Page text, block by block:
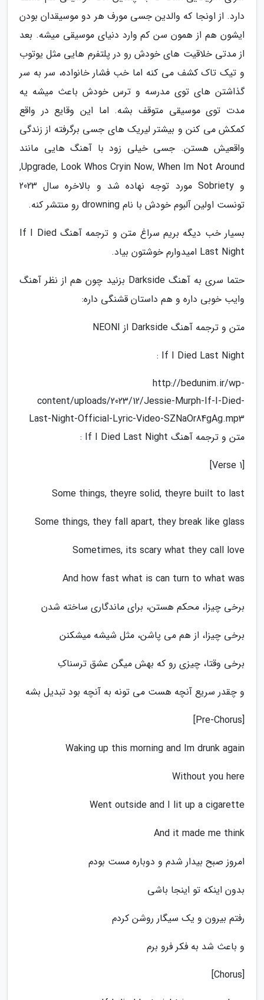
دارد. از اونجا که والدین جسی مورف هر دو موسیقدان بودن
ایشون هم از همون سن کم وارد دنیای موسیقی میشه. بعد
از مدتی خلاقیت های خودش رو در پلتفرم هایی مثل یوتوب
و تیک تاک کشف می کنه اما خب فشار خانواده، سر به سر
گذاشتن های توی مدرسه و ترس خودش باعث میشه یه
مدت توی موسیقی متوقف بشه. اما این وقایع در واقع
کمکش می کنن و بیشتر لیریک های جسی برگرفته از زندگی
واقعیش هستن. جسی خیلی زود با آهنگ هایی مانند
Upgrade, Look Whos Cryin Now, When Im Not Around,
و Sobriety مورد توجه نهاده شد و بالاخره سال 2023
تونست اولین آلبوم خودش با نام drowning رو منتشر کنه.
بسیار خب دیگه بریم سراغ متن و ترجمه آهنگ If I Died
Last Night امیدوارم خوشتون بیاد.
حتما سری به آهنگ Darkside بزنید چون هم از نظر آهنگ
وایب خوبی داره و هم داستان قشنگی داره:
متن و ترجمه آهنگ Darkside از NEONI
If I Died Last Night :
http://bedunim.ir/wp-
content/uploads/2023/12/Jessie-Murph-If-I-Died-
Last-Night-Official-Lyric-Video-SZNaOr84gAg.mp3
متن و ترجمه آهنگ If I Died Last Night :
[Verse 1]
Some things, theyre solid, theyre built to last
Some things, they fall apart, they break like glass
Sometimes, its scary what they call love
And how fast what is can turn to what was
برخی چیزا، محکم هستن، برای ماندگاری ساخته شدن
برخی چیزا، از هم می پاشن، مثل شیشه میشکنن
برخی وقتا، چیزی رو که بهش میگن عشق ترسناکِ
و چقدر سریع آنچه هست می تونه به آنچه بود تبدیل بشه
[Pre-Chorus]
Waking up this morning and Im drunk again
Without you here
Went outside and I lit up a cigarette
And it made me think
امروز صبح بیدار شدم و دوباره مست بودم
بدون اینکه تو اینجا باشی
رفتم بیرون و یک سیگار روشن کردم
و باعث شد به فکر فرو برم
[Chorus]